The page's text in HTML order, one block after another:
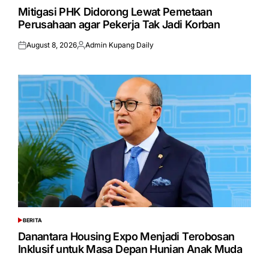
INMitigasi PHK Didorong Lewat Pemetaan
Perusahaan agar Pekerja Tak Jadi Korban
Posted
August 8, 2026Posted
Admin Kupang Daily
POSTED
IN
BERITA
Danantara Housing Expo Menjadi Terobosan
Inklusif untuk Masa Depan Hunian Anak Muda